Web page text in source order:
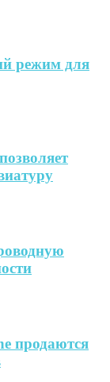
режим для
продаются